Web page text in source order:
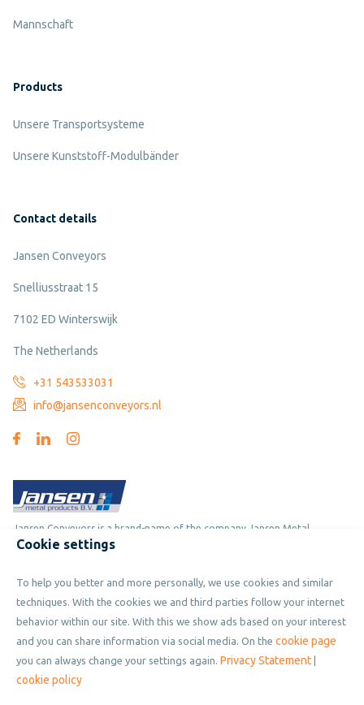
Mannschaft
Products
Unsere Transportsysteme
Unsere Kunststoff-Modulbänder
Contact details
Jansen Conveyors
Snelliusstraat 15
7102 ED Winterswijk
The Netherlands
+31 543533031
info@jansenconveyors.nl
Jansen Conveyors is a brand-name of the company Jansen Metal
Products
Copyright © 2019 - 2026 Jansen Conveyors. Part of Jansen Metal
Products. All rights reserved.
Privacy policy
Cookie settings
To help you better and more personally, we use cookies and similar
techniques. With the cookies we and third parties follow your internet
behavior within our site. With this we show ads based on your interest
and you can share information via social media. On the cookie page
you can always change your settings again. Privacy Statement
cookie policy